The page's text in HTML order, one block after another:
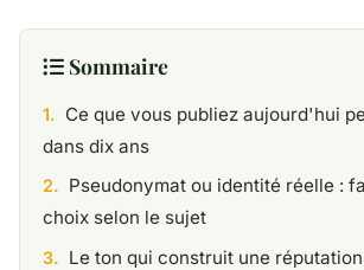
Sommaire
Ce que vous publiez aujourd'hui
dans dix ans
Pseudonymat ou identité réelle :
choix selon le sujet
Le ton qui construit une